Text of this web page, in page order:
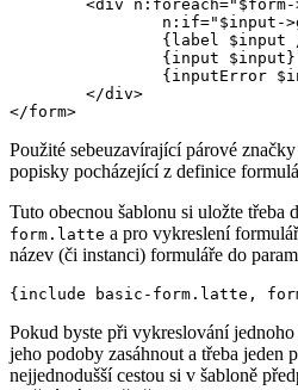
Použité sebeuzavírající párové značky
popisky pocházející z definice
Tuto obecnou šablonu si uložte třeba
form.latte a pro vykreslení
název (či instanci) formuláře do
Pokud byste při vykreslování
jeho podoby zasáhnout a třeba jeden
nejjednodušší cestou si v šabloně